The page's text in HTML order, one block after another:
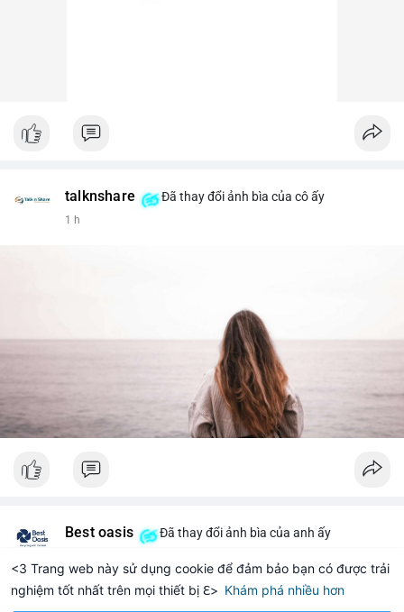
<3 Trang web này sử dụng cookie để đảm bảo bạn có được trải
nghiệm tốt nhất trên mọi thiết bị ℇ> Khám phá nhiều hơn
ETH $1,904.58 -0.38% Solana SOL $72.99 -1.47%
talknshare Đã thay đổi ảnh bìa của cô ấy
1 h
Best oasis Đã thay đổi ảnh bìa của anh ấy